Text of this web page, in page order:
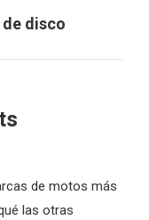
disco
de motos más
las otras